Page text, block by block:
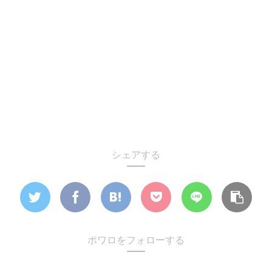
シェアする
ポワロをフォローする